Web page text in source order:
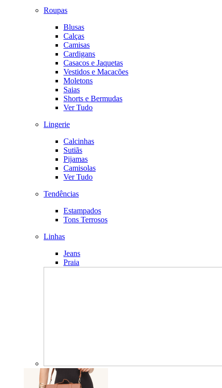
Roupas
Blusas
Calças
Camisas
Cardigans
Casacos e Jaquetas
Vestidos e Macacões
Moletons
Saias
Shorts e Bermudas
Ver Tudo
Lingerie
Calcinhas
Sutiãs
Pijamas
Camisolas
Ver Tudo
Tendências
Estampados
Tons Terrosos
Linhas
Jeans
Praia